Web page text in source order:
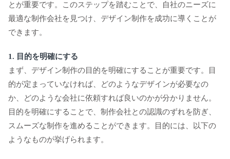
とが重要です。このステップを踏むことで、自社のニーズに
最適な制作会社を見つけ、デザイン制作を成功に導くことが
できます。
1. 目的を明確にする
まず、デザイン制作の目的を明確にすることが重要です。目
的が定まっていなければ、どのようなデザインが必要なの
か、どのような会社に依頼すれば良いのかが分かりません。
目的を明確にすることで、制作会社との認識のずれを防ぎ、
スムーズな制作を進めることができます。目的には、以下の
ようなものが挙げられます。